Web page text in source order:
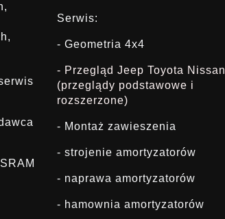
Serwis:
- Geometria 4x4
- Przegląd Jeep Toyota Nissan
(przeglądy podstawowe i
rozszerzone)
- Montaż zawieszenia
- strojenie amortyzatorów
- naprawa amortyzatorów
- hamownia amortyzatorów